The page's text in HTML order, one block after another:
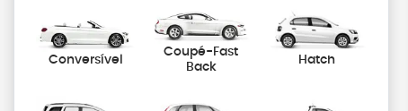
Conversível
Coupé-Fast
Back
Hatch